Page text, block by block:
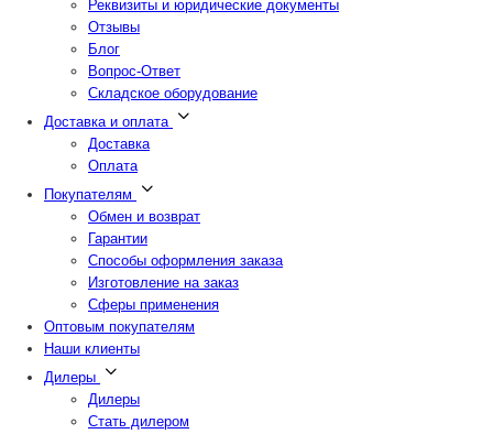
Реквизиты и юридические документы
Отзывы
Блог
Вопрос-Ответ
Складское оборудование
Доставка и оплата
Доставка
Оплата
Покупателям
Обмен и возврат
Гарантии
Способы оформления заказа
Изготовление на заказ
Сферы применения
Оптовым покупателям
Наши клиенты
Дилеры
Дилеры
Стать дилером